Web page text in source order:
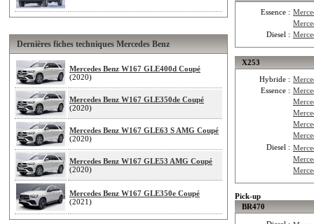
Dernières fiches techniques Mercedes Benz
Mercedes Benz W167 GLE400d Coupé
(2020)
Mercedes Benz W167 GLE350de Coupé
(2020)
Mercedes Benz W167 GLE63 S AMG Coupé
(2020)
Mercedes Benz W167 GLE53 AMG Coupé
(2020)
Mercedes Benz W167 GLE350e Coupé
(2021)
Essence :
Diesel :
X253
Hybride :
Essence :
Diesel :
Pick-up
BR470